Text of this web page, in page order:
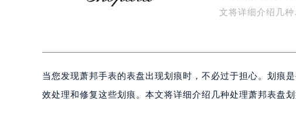
文将详细介绍几
当您发现萧邦手表的表盘出现划痕时，不必过于担心。划痕
效处理和修复这些划痕。本文将详细介绍几种处理萧邦表盘